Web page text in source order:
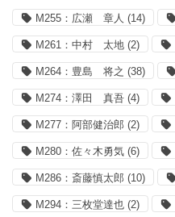
M255：広瀬 章人 (14)
M261：中村 太地 (2)
M264：豊島 将之 (38)
M274：澤田 真吾 (4)
M277：阿部健治郎 (2)
M280：佐々木勇気 (6)
M286：斎藤慎太郎 (10)
M294：三枚堂達也 (2)